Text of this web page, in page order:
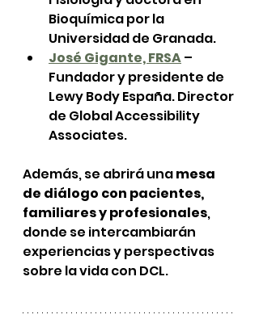
Bioquímica por la
Universidad de Granada.
José Gigante, FRSA –
Fundador y presidente de
Lewy Body España. Director
de Global Accessibility
Associates.
Además, se abrirá una mesa
de diálogo con pacientes,
familiares y profesionales,
donde se intercambiarán
experiencias y perspectivas
sobre la vida con DCL.